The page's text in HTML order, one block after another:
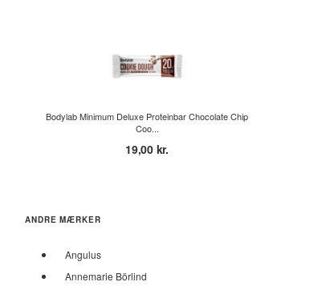
Bodylab Minimum Deluxe Proteinbar Chocolate Chip
Coo...
19,00 kr.
ANDRE MÆRKER
Angulus
Annemarie Börlind